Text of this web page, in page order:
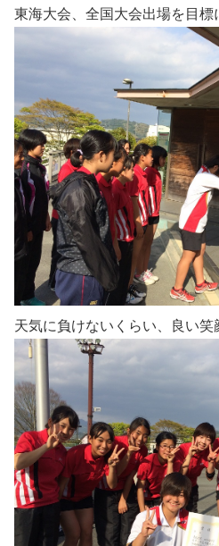
東海大会、全国大会出場を目標
天気に負けないくらい、良い笑